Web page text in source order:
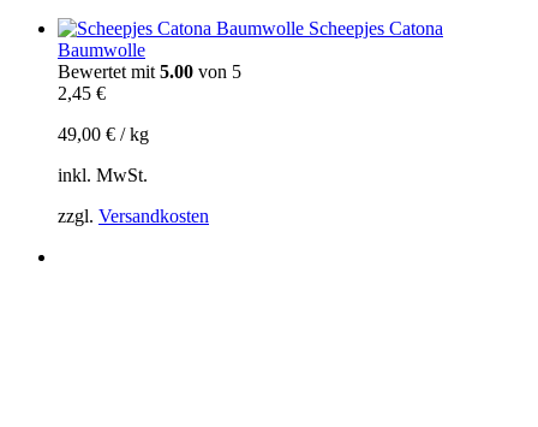
Scheepjes Catona
Baumwolle
Bewertet mit 5.00 von 5
2,45 €
49,00 € /kg
inkl. MwSt.
zzgl. Versandkosten